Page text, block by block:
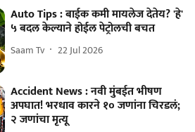
Auto Tips : बाईक कमी मायलेज देतेय? 'हे'
५ बदल केल्याने होईल पेट्रोलची बचत
Saam Tv 22 Jul 2026
Accident News : नवी मुंबईत भीषण
अपघात! भरधाव कारने १० जणांना चिरडलं;
२ जणांचा मृत्यू